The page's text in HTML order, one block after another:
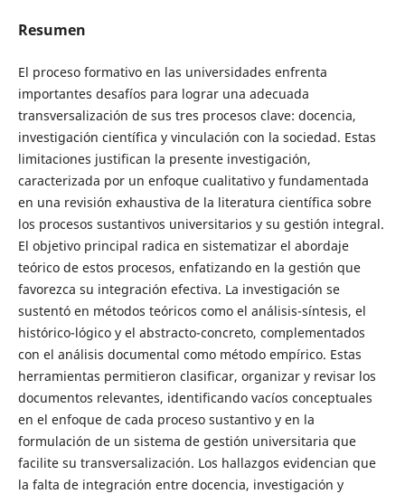
Resumen
El proceso formativo en las universidades enfrenta
importantes desafíos para lograr una adecuada
transversalización de sus tres procesos clave: docencia,
investigación científica y vinculación con la sociedad. Estas
limitaciones justifican la presente investigación,
caracterizada por un enfoque cualitativo y fundamentada
en una revisión exhaustiva de la literatura científica sobre
los procesos sustantivos universitarios y su gestión integral.
El objetivo principal radica en sistematizar el abordaje
teórico de estos procesos, enfatizando en la gestión que
favorezca su integración efectiva. La investigación se
sustentó en métodos teóricos como el análisis-síntesis, el
histórico-lógico y el abstracto-concreto, complementados
con el análisis documental como método empírico. Estas
herramientas permitieron clasificar, organizar y revisar los
documentos relevantes, identificando vacíos conceptuales
en el enfoque de cada proceso sustantivo y en la
formulación de un sistema de gestión universitaria que
facilite su transversalización. Los hallazgos evidencian que
la falta de integración entre docencia, investigación y